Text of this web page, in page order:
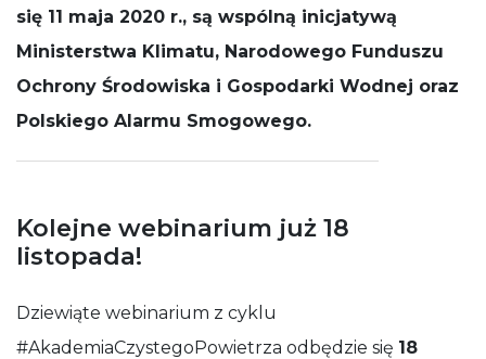
się 11 maja 2020 r., są wspólną inicjatywą
Ministerstwa Klimatu, Narodowego Funduszu
Ochrony Środowiska i Gospodarki Wodnej oraz
Polskiego Alarmu Smogowego.
Kolejne webinarium już 18
listopada!
Dziewiąte webinarium z cyklu
#AkademiaCzystegoPowietrza odbędzie się 18